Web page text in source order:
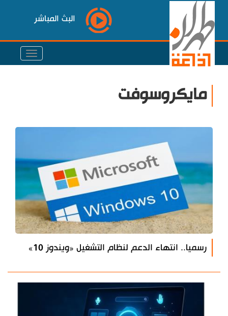
البث المباشر
مايكروسوفت
رسميا.. انتهاء الدعم لنظام التشغيل «ويندوز 10»